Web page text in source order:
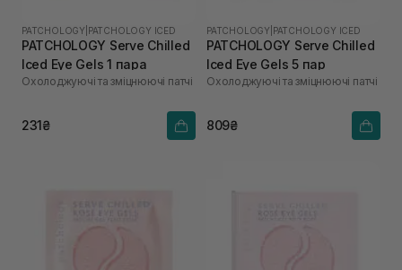
PATCHOLOGY PATCHOLOGY ICED
PATCHOLOGY Serve Chilled
Iced Eye Gels 1 пара
Охолоджуючі та зміцнюючі патчі
231₴
PATCHOLOGY PATCHOLOGY ICED
PATCHOLOGY Serve Chilled
Iced Eye Gels 5 пар
Охолоджуючі та зміцнюючі патчі
809₴